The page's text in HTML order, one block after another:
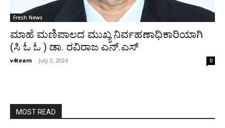
Fresh News
ಮಾಹೆ ಮಣಿಪಾಲದ ಮುಖ್ಯ ನಿರ್ವಹಣಾಧಿಕಾರಿಯಾಗಿ
(ಸಿ ಓ ಓ ) ಡಾ. ರವಿರಾಜ ಎನ್.ಎಸ್
v4team - July 2, 2024 0
MOST READ